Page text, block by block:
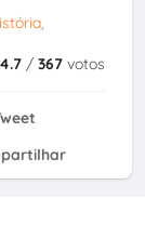
4.7 /367 votos